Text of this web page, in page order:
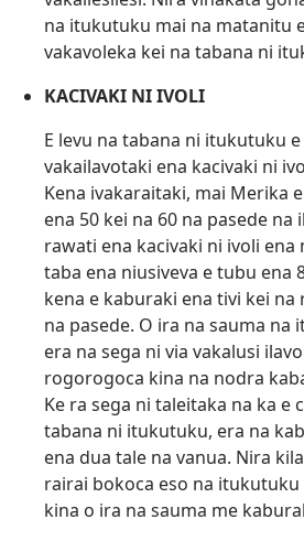
na itukutuku mai na matanitu
vakavoleka kei na tabana ni
KACIVAKI NI IVOLI
E levu na tabana ni itukutuku e
vakailavotaki ena kacivaki ni
Kena ivakaraitaki, mai Merika
ena 50 kei na 60 na pasede na
rawati ena kacivaki ni ivoli ena
taba ena niusiveva e tubu ena
kena e kaburaki ena tivi kei na
na pasede. O ira na sauma
era na sega ni via vakalusi
rogorogoca kina na nodra
Ke ra sega ni taleitaka na ka e
tabana ni itukutuku, era na
ena dua tale na vanua. Nira
rairai bokoca eso na
kina o ira na sauma me